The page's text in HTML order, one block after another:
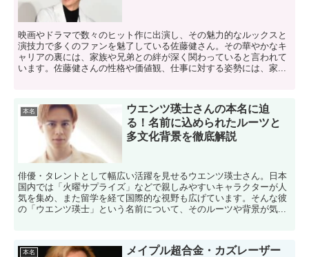
映画やドラマで数々のヒット作に出演し、その魅力的なルックスと
演技力で多くのファンを魅了している佐藤健さん。その華やかなキ
ャリアの裏には、家族や兄弟との絆が深く関わっていると言われて
います。佐藤健さんの性格や価値観、仕事に対する姿勢には、家...
本名
ウエンツ瑛士さんの本名に迫
る！名前に込められたルーツと
多文化背景を徹底解説
俳優・タレントとして幅広い活躍を見せるウエンツ瑛士さん。日本
国内では「火曜サプライズ」などで親しみやすいキャラクターが人
気を集め、また留学を経て国際的な視野も広げています。そんな彼
の「ウエンツ瑛士」という名前について、そのルーツや背景が気...
本名
メイプル超合金・カズレーザー